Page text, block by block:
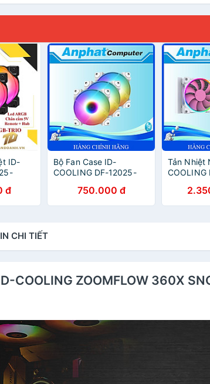
ID-
đ
Bộ Fan Case ID-
COOLING DF-12025-
(3pcs Pack) - Hàng
Chính Hãng
750.000 đ
Tản Nhiệt
COOLING
Hàng
CHI TIẾT
COOLING ZOOMFLOW 360X